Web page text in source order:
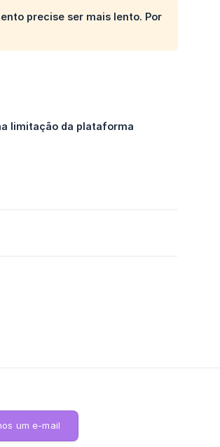
precise ser mais lento. Por
limitação da plataforma
um e-mail